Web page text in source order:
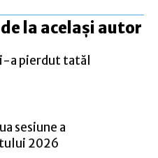
de la același autor
a pierdut tatăl
sesiune a
2026